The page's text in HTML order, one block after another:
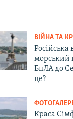
ВІЙНА ТА
Російська
морський
БпЛА до
це?
Краса